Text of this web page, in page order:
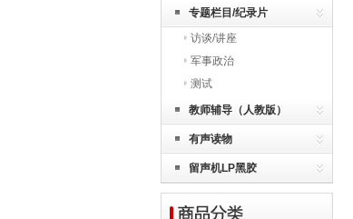
专题栏目/纪录片
访谈/讲座
军事政治
测试
教师辅导（人教版）
有声读物
留声机LP黑胶